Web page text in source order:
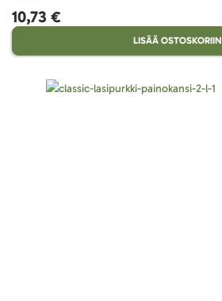
10,73 €
LISÄÄ OSTOSKORIIN